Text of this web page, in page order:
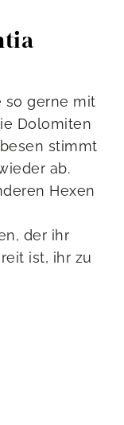
so gerne mit
Dolomiten
stimmt
ab.
Hexen
der ihr
ist, ihr zu